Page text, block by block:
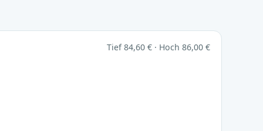
Tief 84,60 € · Hoch 86,00 €